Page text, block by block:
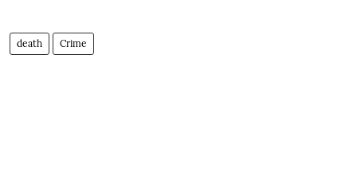
death Crime